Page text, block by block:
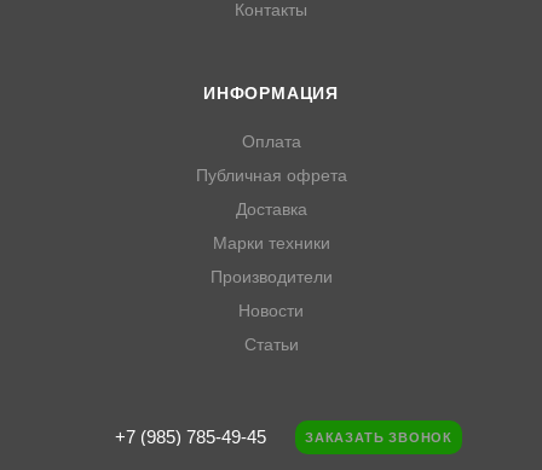
Контакты
ИНФОРМАЦИЯ
Оплата
Публичная офрета
Доставка
Марки техники
Производители
Новости
Статьи
+7 (985) 785-49-45 ЗАКАЗАТЬ ЗВОНОК